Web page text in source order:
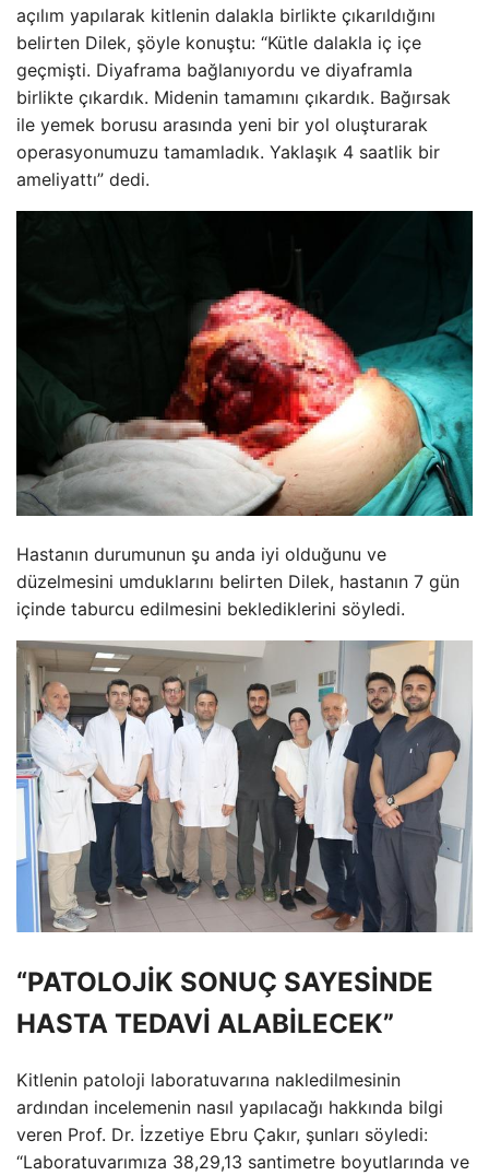
açılım yapılarak kitlenin dalakla birlikte çıkarıldığını
belirten Dilek, şöyle konuştu: “Kütle dalakla iç içe
geçmişti. Diyaframa bağlanıyordu ve diyaframla
birlikte çıkardık. Midenin tamamını çıkardık. Bağırsak
ile yemek borusu arasında yeni bir yol oluşturarak
operasyonumuzu tamamladık. Yaklaşık 4 saatlik bir
ameliyattı” dedi.
Hastanın durumunun şu anda iyi olduğunu ve
düzelmesini umduklarını belirten Dilek, hastanın 7 gün
içinde taburcu edilmesini beklediklerini söyledi.
“PATOLOJİK SONUÇ SAYESİNDE
HASTA TEDAVİ ALABİLECEK”
Kitlenin patoloji laboratuvarına nakledilmesinin
ardından incelemenin nasıl yapılacağı hakkında bilgi
veren Prof. Dr. İzzetiye Ebru Çakır, şunları söyledi:
“Laboratuvarımıza 38,29,13 santimetre boyutlarında ve